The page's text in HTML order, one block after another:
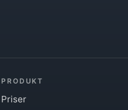
PRODUKT
Priser